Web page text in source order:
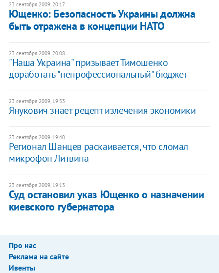
23 сентября 2009, 20:17
Ющенко: Безопасность Украины должна
быть отражена в концепции НАТО
23 сентября 2009, 20:08
"Наша Украина" призывает Тимошенко
доработать "непрофессиональный" бюджет
23 сентября 2009, 19:53
Янукович знает рецепт излечения экономики
23 сентября 2009, 19:40
Регионал Шанцев раскаивается, что сломал
микрофон Литвина
23 сентября 2009, 19:13
Суд остановил указ Ющенко о назначении
киевского губернатора
Про нас
Реклама на сайте
Ивенты